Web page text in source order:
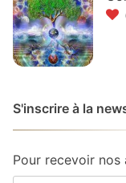
S'inscrire à la
Pour recevoir nos